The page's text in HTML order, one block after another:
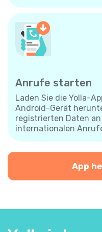
Anrufe starten
Laden Sie die Yolla-
Android-Gerät
registrierten Daten
internationalen
App